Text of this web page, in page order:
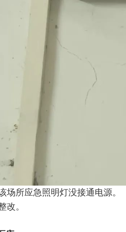
场所应急照明灯没接通电源。
改。